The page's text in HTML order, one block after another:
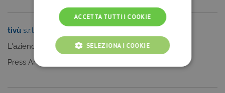
tivù s.r.l.
L'azienda
Press Area
Clicca qui
ACCETTA TUTTI I COOKIE
SELEZIONA I COOKIE
COOKIE TECNICI
COOKIE ANALITICI